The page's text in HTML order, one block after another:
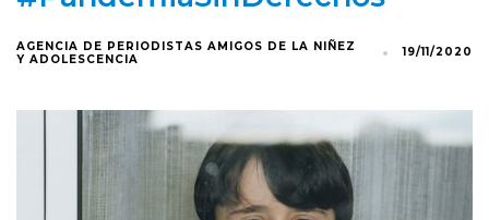
AGENCIA DE PERIODISTAS AMIGOS DE LA NIÑEZ
Y ADOLESCENCIA
19/11/2020